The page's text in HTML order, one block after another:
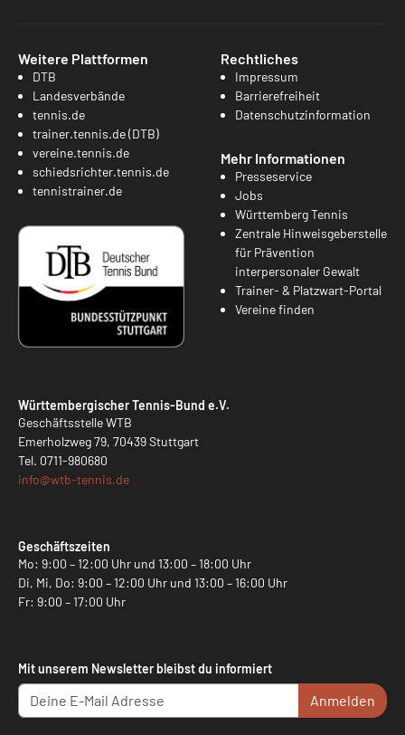
Weitere Plattformen
DTB
Landesverbände
tennis.de
trainer.tennis.de (DTB)
vereine.tennis.de
schiedsrichter.tennis.de
tennistrainer.de
Rechtliches
Impressum
Barrierefreiheit
Datenschutzinformation
Mehr Informationen
Presseservice
Jobs
Württemberg Tennis
Zentrale Hinweisgeberstelle
für Prävention
interpersonaler Gewalt
Trainer- & Platzwart-Portal
Vereine finden
Württembergischer Tennis-Bund e.V.
Geschäftsstelle WTB
Emerholzweg 79, 70439 Stuttgart
Tel. 0711-980680
info@wtb-tennis.de
Geschäftszeiten
Mo: 9:00 – 12:00 Uhr und 13:00 – 18:00 Uhr
Di, Mi, Do: 9:00 – 12:00 Uhr und 13:00 – 16:00 Uhr
Fr: 9:00 – 17:00 Uhr
Mit unserem Newsletter bleibst du informiert
Anmelden